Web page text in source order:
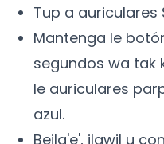
Tup a auriculares
Mantenga le
segundos wa tak
le auriculares
azul.
Bejla'e', ilawil u